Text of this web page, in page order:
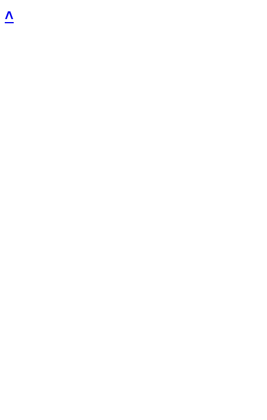
˄